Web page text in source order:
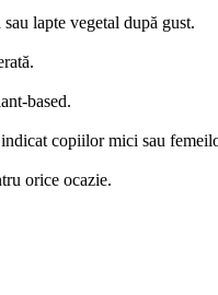
lapte vegetal după gust.
based.
copiilor mici sau
orice ocazie.